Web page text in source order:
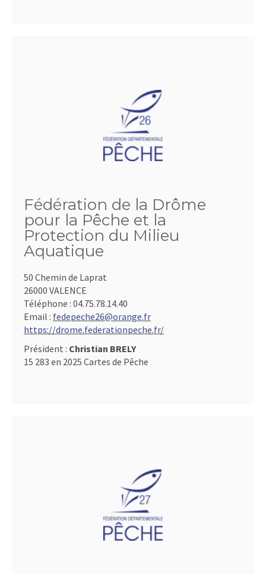
Fédération de la Drôme
pour la Pêche et la
Protection du Milieu
Aquatique
50 Chemin de Laprat
26000 VALENCE
Téléphone : 04.75.78.14.40
Email : fedepeche26@orange.fr
https://drome.federationpeche.fr/
Président : Christian BRELY
15 283 en 2025 Cartes de Pêche